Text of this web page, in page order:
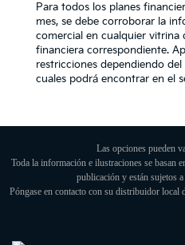
Para todos los planes
mes, se debe corroborar la
comercial en cualquier vitrina
financiera correspondiente.
restricciones dependiendo
cuales podrá encontrar en el
Las opciones pueden
Toda la información e ilustraciones se basan
publicación y están sujetos
Póngase en contacto con su distribuidor local